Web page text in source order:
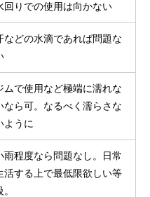
回りでの使用は向かない
などの水滴であれば問題な
ムで使用など極端に濡れな
なら可。なるべく濡らさな
ように
雨程度なら問題なし。日常
活する上で最低限欲しい等